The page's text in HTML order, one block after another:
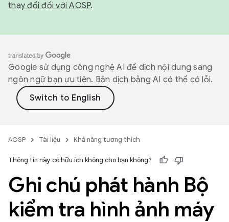
thay đổi đối với AOSP.
Google sử dụng công nghệ AI để dịch nội dung sang
ngôn ngữ bạn ưu tiên. Bản dịch bằng AI có thể có lỗi.
AOSP Tài liệu Khả năng tương thích
Thông tin này có hữu ích không cho bạn không?
Ghi chú phát hành Bộ
kiểm tra hình ảnh máy